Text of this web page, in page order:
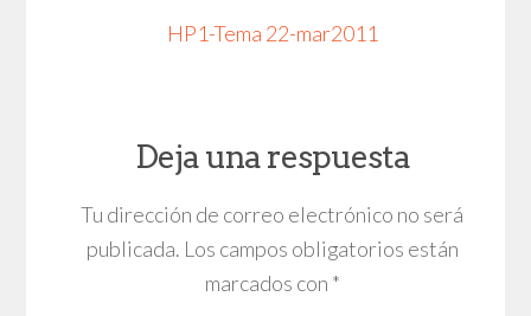
HP1-Tema 22-mar2011
Deja una respuesta
Tu dirección de correo electrónico no será
publicada. Los campos obligatorios están
marcados con *